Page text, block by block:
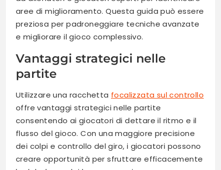
aree di miglioramento. Questa guida può essere
preziosa per padroneggiare tecniche avanzate
e migliorare il gioco complessivo.
Vantaggi strategici nelle
partite
Utilizzare una racchetta focalizzata sul controllo
offre vantaggi strategici nelle partite
consentendo ai giocatori di dettare il ritmo e il
flusso del gioco. Con una maggiore precisione
dei colpi e controllo del giro, i giocatori possono
creare opportunità per sfruttare efficacemente